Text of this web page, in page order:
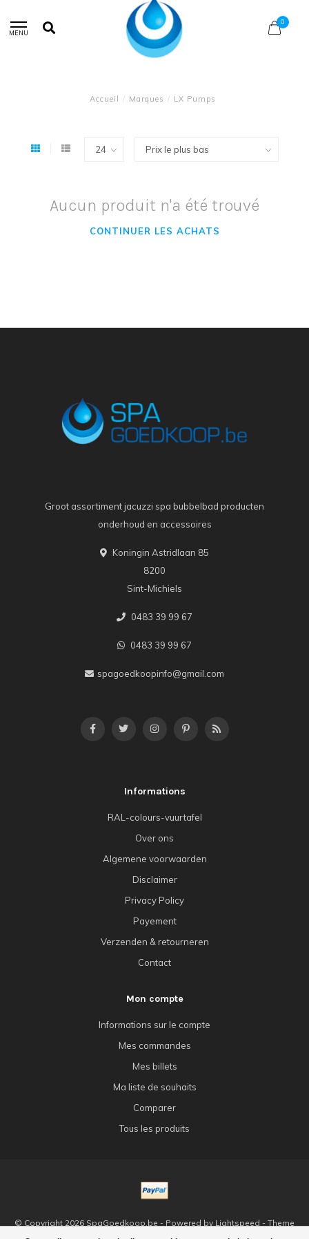
MENU
0
Accueil / Marques / LX Pumps
Aucun produit n'a été trouvé
CONTINUER LES ACHATS
Groot assortiment jacuzzi spa bubbelbad producten
onderhoud en accessoires
Koningin Astridlaan 85
8200
Sint-Michiels
0483 39 99 67
0483 39 99 67
spagoedkoopinfo@gmail.com
Informations
RAL-colours-vuurtafel
Over ons
Algemene voorwaarden
Disclaimer
Privacy Policy
Payement
Verzenden & retourneren
Contact
Mon compte
Informations sur le compte
Mes commandes
Mes billets
Ma liste de souhaits
Comparer
Tous les produits
© Copyright 2026 SpaGoedkoop.be - Powered by Lightspeed - Theme